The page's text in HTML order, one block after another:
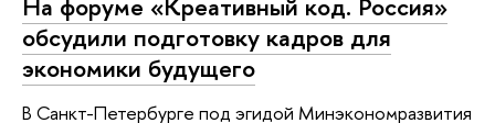
На форуме «Креативный код. Россия»
обсудили подготовку кадров для
экономики будущего
В Санкт-Петербурге под эгидой Минэкономразвития